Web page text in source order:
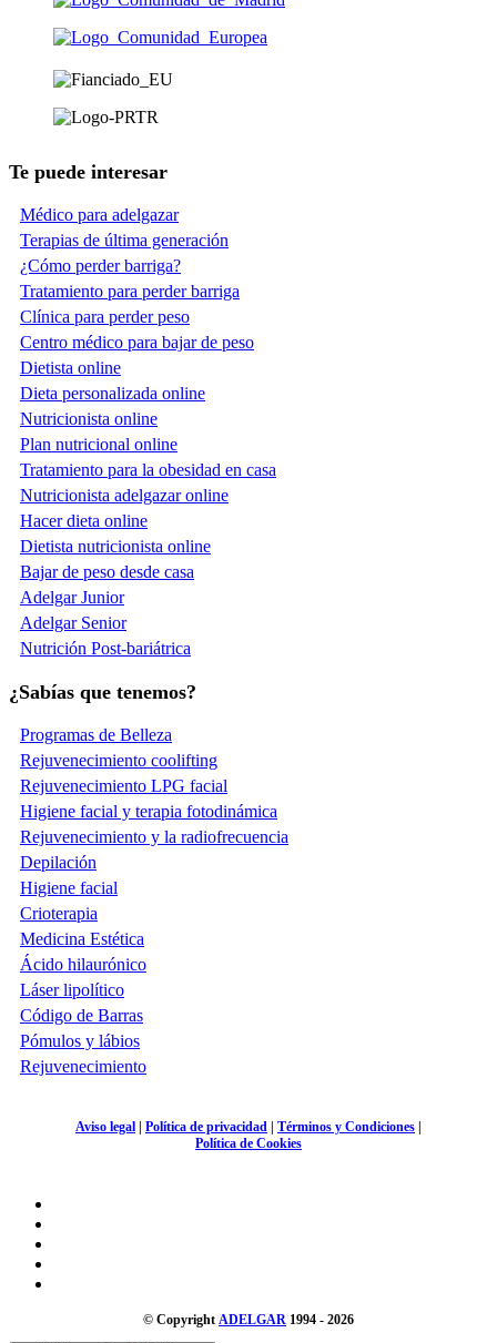
Te puede interesar
Médico para adelgazar
Terapias de última generación
¿Cómo perder barriga?
Tratamiento para perder barriga
Clínica para perder peso
Centro médico para bajar de peso
Dietista online
Dieta personalizada online
Nutricionista online
Plan nutricional online
Tratamiento para la obesidad en casa
Nutricionista adelgazar online
Hacer dieta online
Dietista nutricionista online
Bajar de peso desde casa
Adelgar Junior
Adelgar Senior
Nutrición Post-bariátrica
¿Sabías que tenemos?
Programas de Belleza
Rejuvenecimiento coolifting
Rejuvenecimiento LPG facial
Higiene facial y terapia fotodinámica
Rejuvenecimiento y la radiofrecuencia
Depilación
Higiene facial
Crioterapia
Medicina Estética
Ácido hilaurónico
Láser lipolítico
Código de Barras
Pómulos y lábios
Rejuvenecimiento
Aviso legal | Política de privacidad | Términos y Condiciones |
Política de Cookies
© Copyright ADELGAR 1994 - 2026